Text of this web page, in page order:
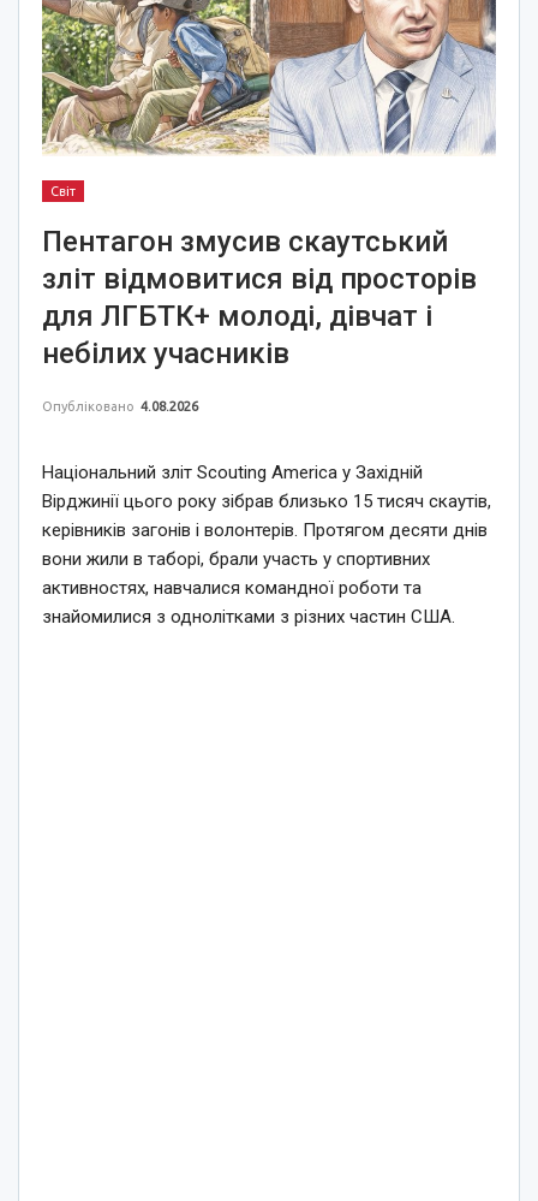
Світ
Пентагон змусив скаутський
зліт відмовитися від просторів
для ЛГБТК+ молоді, дівчат і
небілих учасників
Опубліковано 4.08.2026
Національний зліт Scouting America у Західній
Вірджинії цього року зібрав близько 15 тисяч скаутів,
керівників загонів і волонтерів. Протягом десяти днів
вони жили в таборі, брали участь у спортивних
активностях, навчалися командної роботи та
знайомилися з однолітками з різних частин США.